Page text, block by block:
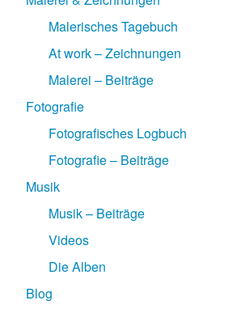
Malerisches Tagebuch
At work – Zeichnungen
Malerei – Beiträge
Fotografie
Fotografisches Logbuch
Fotografie – Beiträge
Musik
Musik – Beiträge
Videos
Die Alben
Blog